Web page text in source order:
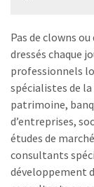
Pas de clowns
dressés chaque
professionnels
spécialistes de
patrimoine,
d’entreprises,
études de
consultants
développement